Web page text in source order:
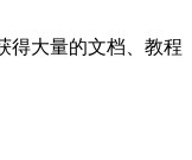
得大量的文档、教程